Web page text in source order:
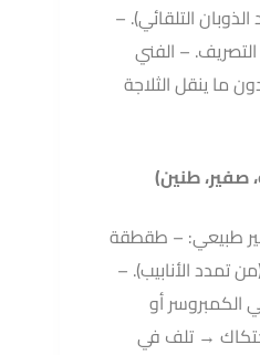
التلقائي). –
– الفني
— بدون ما ينقل الثلاجة
طبيعي: – طقطقة
تمدد الأنابيب). –
أو
→ تلف في